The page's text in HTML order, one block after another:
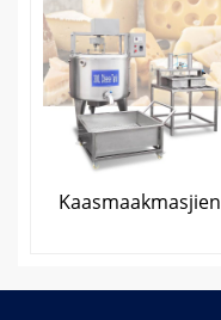
Kaasmaakmasjien